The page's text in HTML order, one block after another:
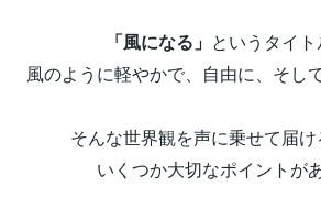
「風になる」 というタイト
風のように軽やかで、自由に、そし
そんな世界観を声に乗せて届け
いくつか大切なポイントが